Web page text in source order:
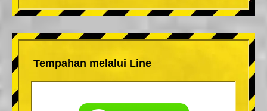
Tempahan melalui Line